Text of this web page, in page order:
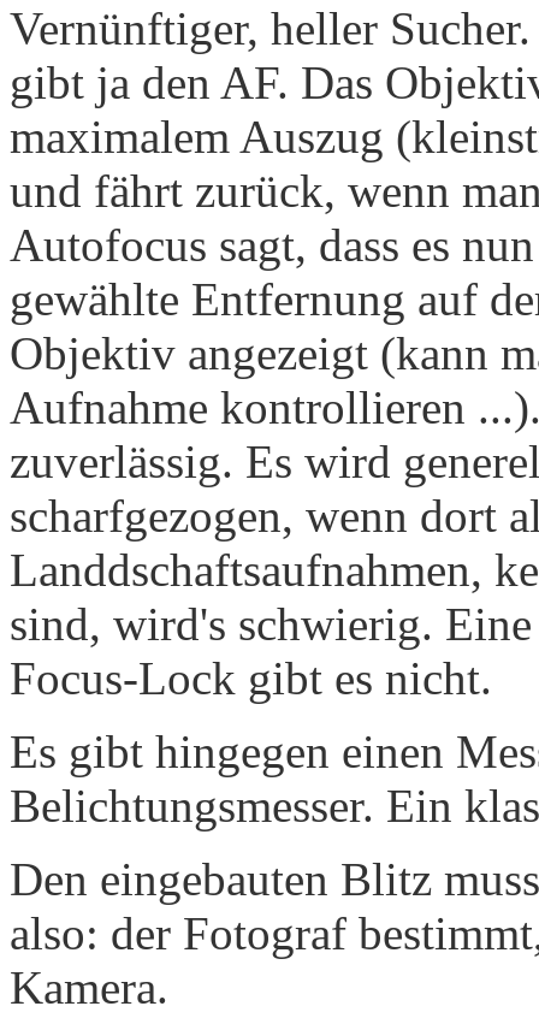
Vernünftiger, heller
gibt ja den AF. Das
maximalem Auszug
und fährt zurück, wenn
Autofocus sagt, dass es
gewählte Entfernung auf
Objektiv angezeigt (kann
Aufnahme kontrollieren
zuverlässig. Es wird
scharfgezogen, wenn dort
Landdschaftsaufnahmen,
sind, wird's schwierig.
Focus-Lock gibt es nicht.
Es gibt hingegen einen
Belichtungsmesser. Ein
Den eingebauten Blitz
also: der Fotograf
Kamera.